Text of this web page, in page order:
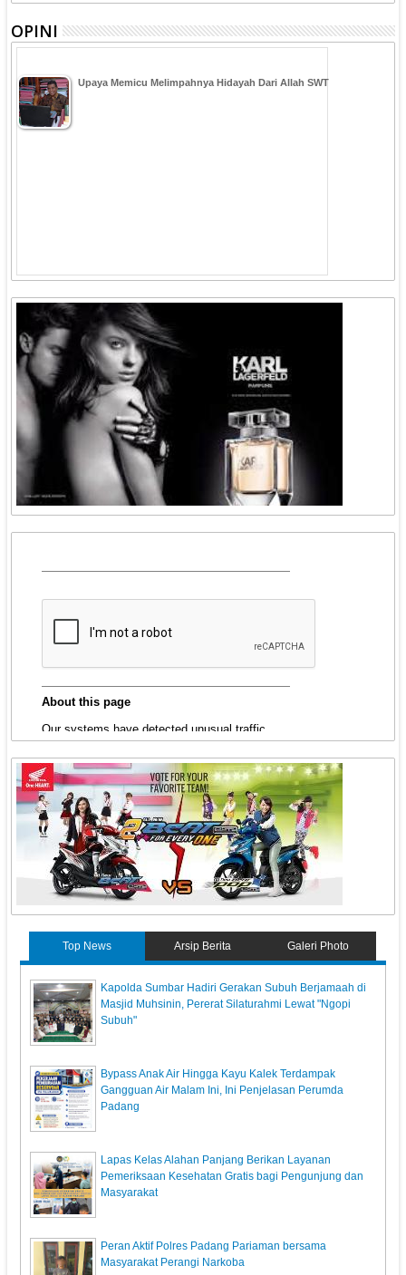
OPINI
Upaya Memicu Melimpahnya Hidayah Dari Allah SWT
Top News Arsip Berita Galeri Photo
Kapolda Sumbar Hadiri Gerakan Subuh Berjamaah di
Masjid Muhsinin, Pererat Silaturahmi Lewat "Ngopi
Subuh"
Bypass Anak Air Hingga Kayu Kalek Terdampak
Gangguan Air Malam Ini, Ini Penjelasan Perumda
Padang
Lapas Kelas Alahan Panjang Berikan Layanan
Pemeriksaan Kesehatan Gratis bagi Pengunjung dan
Masyarakat
Peran Aktif Polres Padang Pariaman bersama
Masyarakat Perangi Narkoba